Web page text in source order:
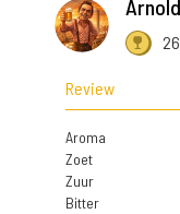
Review
Aroma
Zoet
Zuur
Bitter